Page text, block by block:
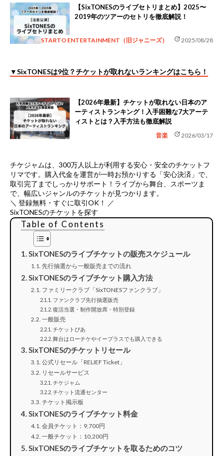
【SixTONESのライブセトリまとめ】2025〜
2019年のツアーのセトリを徹底解説！
STARTO ENTERTAINMENT（旧ジャニーズ） update2025/08/28
▼SixTONESは9位？チケットが取れないランキングはこちら！
【2026年最新】チケットが取れない日本のア
ーティストランキング！入手困難な7大アーテ
ィストとは？入手方法も徹底解説
音楽 update2026/03/17
チケジャムは、 300万人以上が利用する安心・安全のチケットフ
リマです。購入代金を運営が一時お預かりする「安心決済」で、
取引完了までしっかりサポート！ライブから舞台、スポーツま
で、幅広いジャンルのチケットが見つかります。
＼ 登録無料・すぐに取引OK！ ／
SixTONESのチケットを探す
Table of Contents
SixTONESのライブチケットの販売スケジュール
先行抽選から一般販売までの流れ
SixTONESのライブチケット購入方法
ファミリークラブ「SixTONESファンクラブ」
ファンクラブ先行抽選販売
復活当選・制作開放席・特別登録
一般販売
チケットぴあ
舞台はローチケやイープラスでも購入できる
SixTONESのチケットリセール
公式リセール「RELIEF Ticket」
リセールサービス
チケジャム
チケット流通センター
チケット掲示板
SixTONESのライブチケット料金
会員チケット：9,700円
一般チケット：10,200円
SixTONESのライブチケットを取るためのコツ